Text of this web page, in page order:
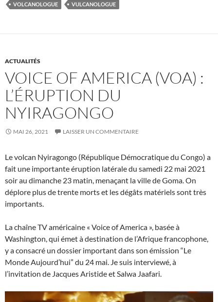
VOLCANOLOGUE
VULCANOLOGUE
ACTUALITÉS
VOICE OF AMERICA (VOA) :
L’ÉRUPTION DU
NYIRAGONGO
MAI 26, 2021 LAISSER UN COMMENTAIRE
Le volcan Nyiragongo (République Démocratique du Congo) a
fait une importante éruption latérale du samedi 22 mai 2021
soir au dimanche 23 matin, menaçant la ville de Goma. On
déplore plus de trente morts et les dégâts matériels sont très
importants.
La chaîne TV américaine « Voice of America », basée à
Washington, qui émet à destination de l’Afrique francophone,
y a consacré un dossier important dans son émission “Le
Monde Aujourd’hui” du 24 mai. Je suis interviewé, à
l’invitation de Jacques Aristide et Salwa Jaafari.